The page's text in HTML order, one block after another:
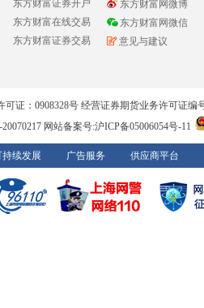
东方财富证券开户
东方财富在线交易
东方财富证券交易
东方财富网微博
东方财富网微信
意见与建议
证：0908328号 经营证券期货业务许可证编
网站备案号:沪ICP备05006054号-11
持续发展 广告服务 供应商平台